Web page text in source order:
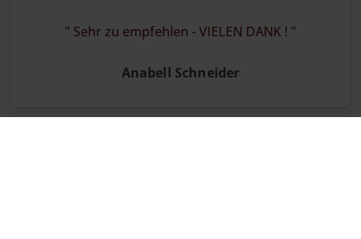
Sehr zu empfehlen - VIELEN DANK !
Anabell Schneider